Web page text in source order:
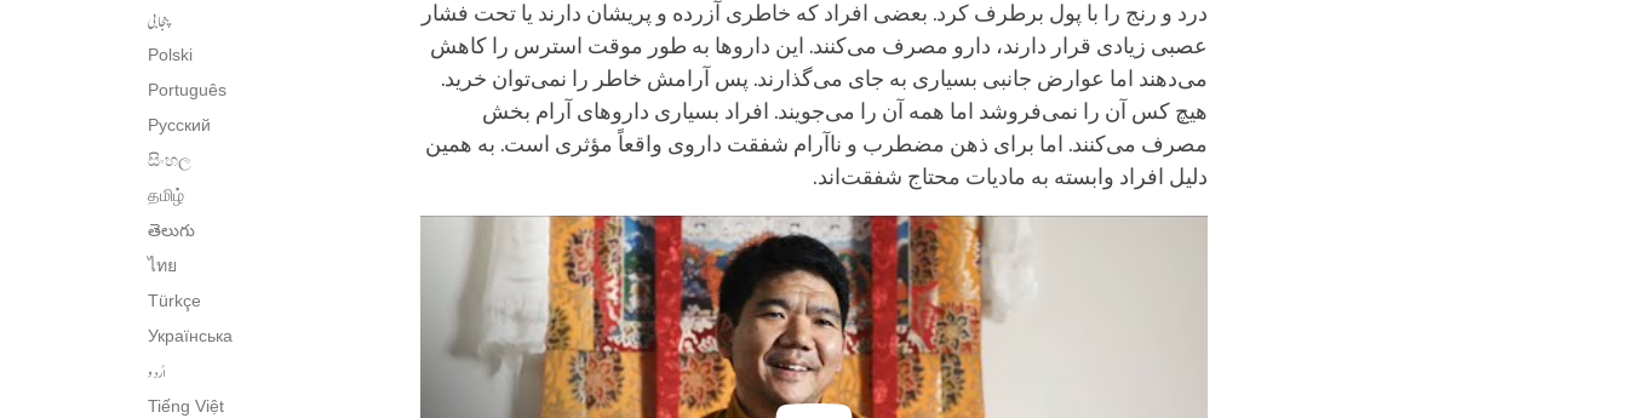
پنجابی
Polski
Português
Русский
සිංහල
தமிழ்
తెలుగు
ไทย
Türkçe
Українська
اُردو
Tiếng Việt
درد و رنج را با پول برطرف کرد. بعضی افراد که خاطری آزرده و پریشان دارند یا تحت فشار
عصبی زیادی قرار دارند، دارو مصرف می‌کنند. این داروها به طور موقت استرس را کاهش
می‌دهند اما عوارض جانبی بسیاری به جای می‌گذارند. پس آرامش خاطر را نمی‌توان خرید.
هیچ کس آن را نمی‌فروشد اما همه آن را می‌جویند. افراد بسیاری داروهای آرام بخش
مصرف می‌کنند. اما برای ذهن مضطرب و ناآرام شفقت داروی واقعاً مؤثری است. به همین
دلیل افراد وابسته به مادیات محتاج شفقت‌‌اند.